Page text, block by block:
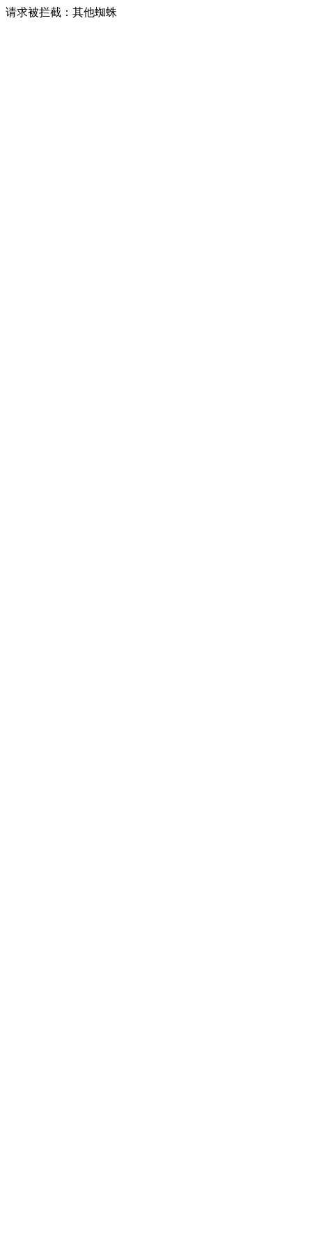
请求被拦截：其他蜘蛛